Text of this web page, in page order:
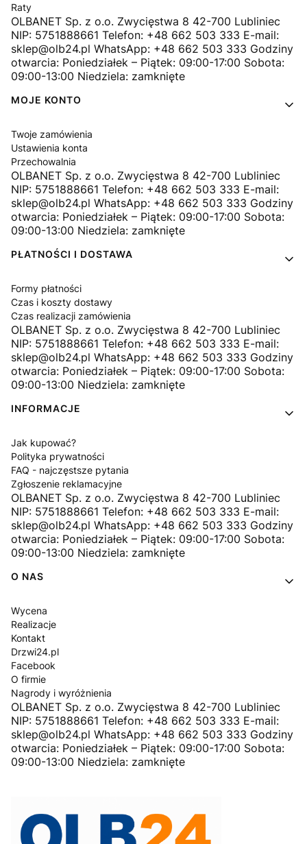
Raty
OLBANET Sp. z o.o. Zwycięstwa 8 42-700 Lubliniec
NIP: 5751888661 Telefon: +48 662 503 333 E-mail:
sklep@olb24.pl WhatsApp: +48 662 503 333 Godziny
otwarcia: Poniedziałek – Piątek: 09:00-17:00 Sobota:
09:00-13:00 Niedziela: zamknięte
MOJE KONTO
Twoje zamówienia
Ustawienia konta
Przechowalnia
OLBANET Sp. z o.o. Zwycięstwa 8 42-700 Lubliniec
NIP: 5751888661 Telefon: +48 662 503 333 E-mail:
sklep@olb24.pl WhatsApp: +48 662 503 333 Godziny
otwarcia: Poniedziałek – Piątek: 09:00-17:00 Sobota:
09:00-13:00 Niedziela: zamknięte
PŁATNOŚCI I DOSTAWA
Formy płatności
Czas i koszty dostawy
Czas realizacji zamówienia
OLBANET Sp. z o.o. Zwycięstwa 8 42-700 Lubliniec
NIP: 5751888661 Telefon: +48 662 503 333 E-mail:
sklep@olb24.pl WhatsApp: +48 662 503 333 Godziny
otwarcia: Poniedziałek – Piątek: 09:00-17:00 Sobota:
09:00-13:00 Niedziela: zamknięte
INFORMACJE
Jak kupować?
Polityka prywatności
FAQ - najczęstsze pytania
Zgłoszenie reklamacyjne
OLBANET Sp. z o.o. Zwycięstwa 8 42-700 Lubliniec
NIP: 5751888661 Telefon: +48 662 503 333 E-mail:
sklep@olb24.pl WhatsApp: +48 662 503 333 Godziny
otwarcia: Poniedziałek – Piątek: 09:00-17:00 Sobota:
09:00-13:00 Niedziela: zamknięte
O NAS
Wycena
Realizacje
Kontakt
Drzwi24.pl
Facebook
O firmie
Nagrody i wyróżnienia
OLBANET Sp. z o.o. Zwycięstwa 8 42-700 Lubliniec
NIP: 5751888661 Telefon: +48 662 503 333 E-mail:
sklep@olb24.pl WhatsApp: +48 662 503 333 Godziny
otwarcia: Poniedziałek – Piątek: 09:00-17:00 Sobota:
09:00-13:00 Niedziela: zamknięte